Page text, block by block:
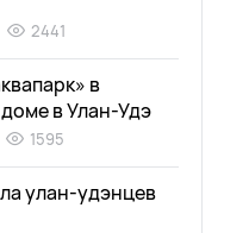
2441
в
в Улан-Удэ
1595
улан-удэнцев